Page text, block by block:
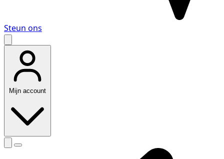
Steun ons
Mijn account